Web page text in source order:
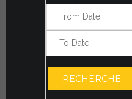
RECHERCHE